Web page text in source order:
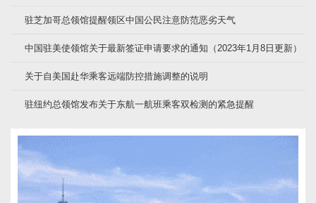
驻芝加哥总领馆提醒领区中国公民注意防范恶劣天气
中国驻美使领馆关于最新签证申请要求的通知（2023年1月8日更新）
关于自美国赴华乘客远端防控措施调整的说明
驻纽约总领馆发布关于东航一航班乘客双检测的紧急提醒